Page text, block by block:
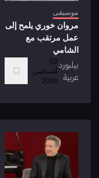
موسيقى
مروان خوري يلمح إلى
عمل مرتقب مع
الشامي
بيلبورد
عربية
02
أغسطس
2026